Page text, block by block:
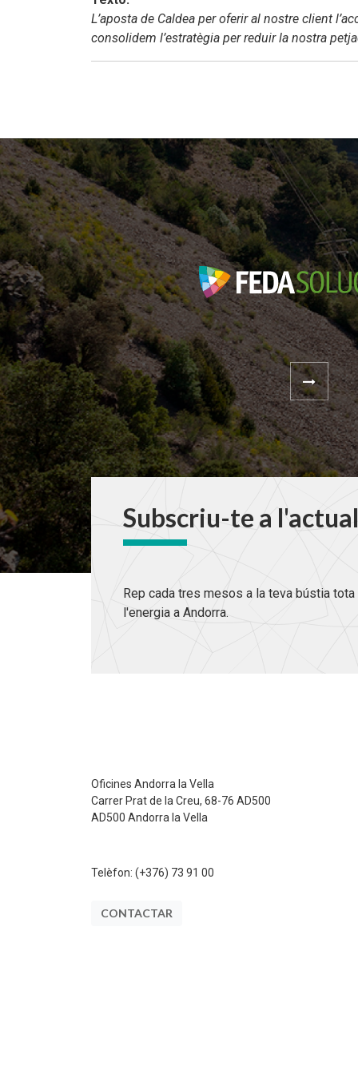
L’aposta de Caldea per oferir al nostre client
consolidem l’estratègia per reduir la nostra
Subscriu-te a
Rep cada tres mesos a la teva bústia
l'energia a Andorra.
Oficines Andorra la Vella
Carrer Prat de la Creu, 68-76 AD500
AD500 Andorra la Vella
Telèfon: (+376) 73 91 00
CONTACTAR